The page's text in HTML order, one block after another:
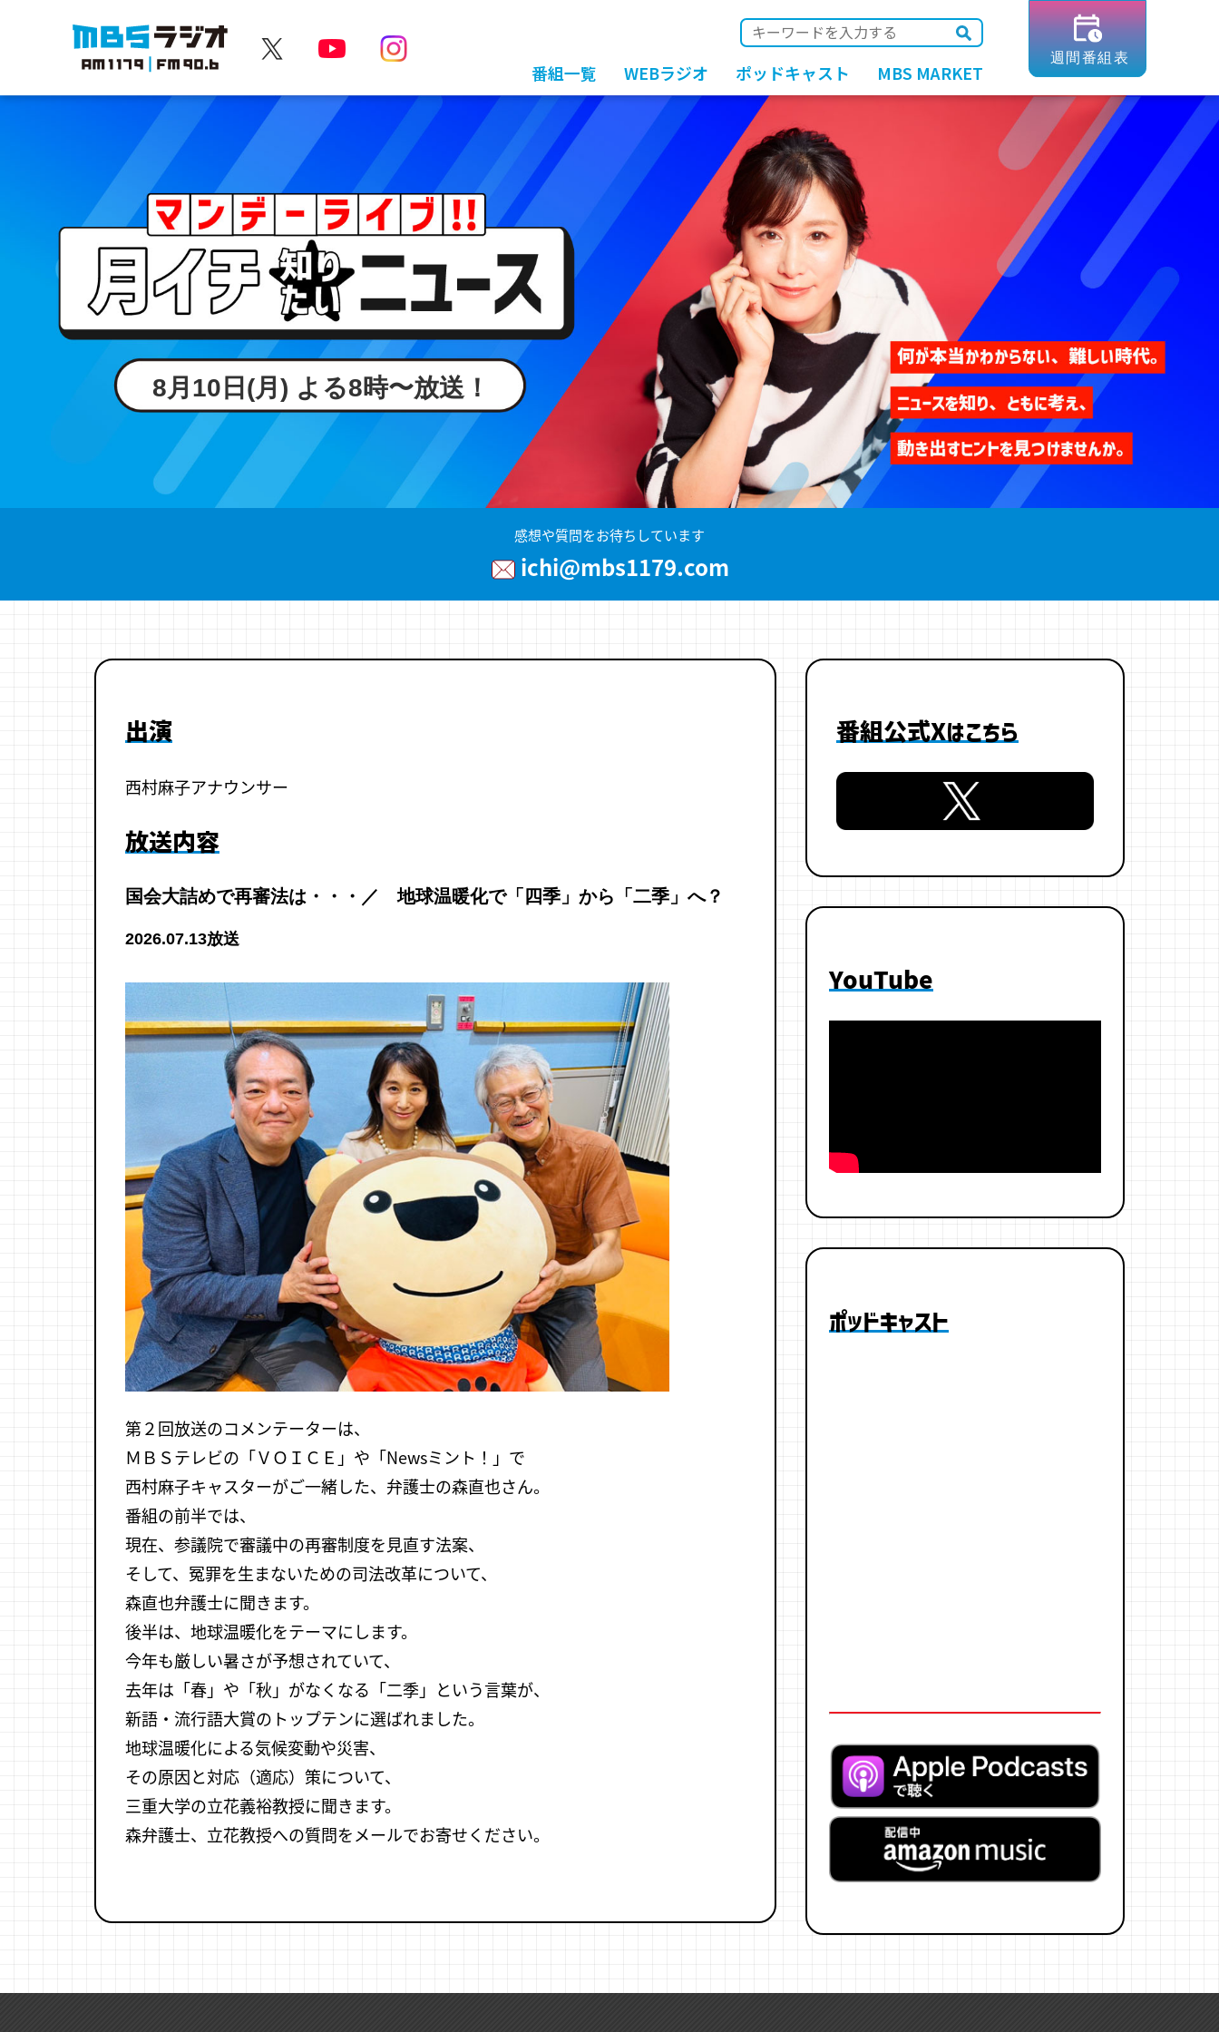
MBSラジオ 1179|FM90.6 番組一覧 WEBラジオ ポッドキャスト MBS MARKET
8月10日(月) よる8時〜放送！
感想や質問をお待ちしています
ichi@mbs1179.com
出演
西村麻子アナウンサー
放送内容
国会大詰めで再審法は・・・／ 地球温暖化で「四季」から「二季」へ？
2026.07.13放送
第２回放送のコメンテーターは、
ＭＢＳテレビの「ＶＯＩＣＥ」や「Newsミント！」で
西村麻子キャスターがご一緒した、弁護士の森直也さん。
番組の前半では、
現在、参議院で審議中の再審制度を見直す法案、
そして、冤罪を生まないための司法改革について、
森直也弁護士に聞きます。
後半は、地球温暖化をテーマにします。
今年も厳しい暑さが予想されていて、
去年は「春」や「秋」がなくなる「二季」という言葉が、
新語・流行語大賞のトップテンに選ばれました。
地球温暖化による気候変動や災害、
その原因と対応（適応）策について、
三重大学の立花義裕教授に聞きます。
森弁護士、立花教授への質問をメールでお寄せください。
番組公式Xはこちら
YouTube
ポッドキャスト